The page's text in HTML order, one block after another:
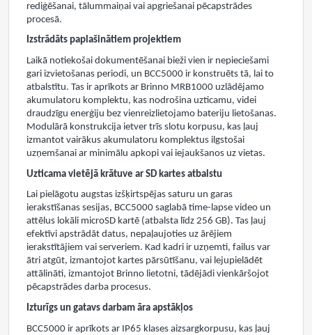
rediģēšanai, tālummaiņai vai apgriešanai pēcapstrādes
procesā.
Izstrādāts paplašinātiem projektiem
Laikā notiekošai dokumentēšanai bieži vien ir nepieciešami
gari izvietošanas periodi, un BCC5000 ir konstruēts tā, lai to
atbalstītu. Tas ir aprīkots ar Brinno MRB1000 uzlādējamo
akumulatoru komplektu, kas nodrošina uzticamu, videi
draudzīgu enerģiju bez vienreizlietojamo bateriju lietošanas.
Modulārā konstrukcija ietver trīs slotu korpusu, kas ļauj
izmantot vairākus akumulatoru komplektus ilgstošai
uzņemšanai ar minimālu apkopi vai iejaukšanos uz vietas.
Uzticama vietējā krātuve ar SD kartes atbalstu
Lai pielāgotu augstas izšķirtspējas saturu un garas
ierakstīšanas sesijas, BCC5000 saglabā time-lapse video un
attēlus lokāli microSD kartē (atbalsta līdz 256 GB). Tas ļauj
efektīvi apstrādāt datus, nepaļaujoties uz ārējiem
ierakstītājiem vai serveriem. Kad kadri ir uzņemti, failus var
ātri atgūt, izmantojot kartes pārsūtīšanu, vai lejupielādēt
attālināti, izmantojot Brinno lietotni, tādējādi vienkāršojot
pēcapstrādes darba procesus.
Izturīgs un gatavs darbam āra apstākļos
BCC5000 ir aprīkots ar IP65 klases aizsargkorpusu, kas ļauj